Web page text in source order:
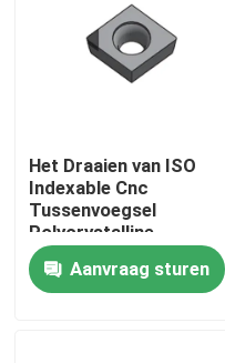
Thuis
Producten
Het Draaien van ISO
Indexable Cnc
Tussenvoegsel
Polycrystalline
Diamant 80° verbiedt
het tussenvoegsel van
de
Aanvraag sturen